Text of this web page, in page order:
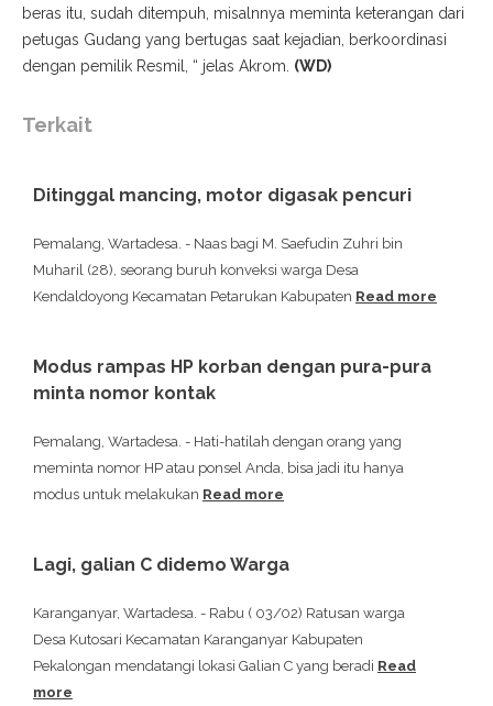
beras itu, sudah ditempuh, misalnnya meminta keterangan dari
petugas Gudang yang bertugas saat kejadian, berkoordinasi
dengan pemilik Resmil, “ jelas Akrom. (WD)
Terkait
Ditinggal mancing, motor digasak pencuri
Pemalang, Wartadesa. - Naas bagi M. Saefudin Zuhri bin
Muharil (28), seorang buruh konveksi warga Desa
Kendaldoyong Kecamatan Petarukan Kabupaten Read more
Modus rampas HP korban dengan pura-pura
minta nomor kontak
Pemalang, Wartadesa. - Hati-hatilah dengan orang yang
meminta nomor HP atau ponsel Anda, bisa jadi itu hanya
modus untuk melakukan Read more
Lagi, galian C didemo Warga
Karanganyar, Wartadesa. - Rabu ( 03/02) Ratusan warga
Desa Kutosari Kecamatan Karanganyar Kabupaten
Pekalongan mendatangi lokasi Galian C yang beradi Read
more